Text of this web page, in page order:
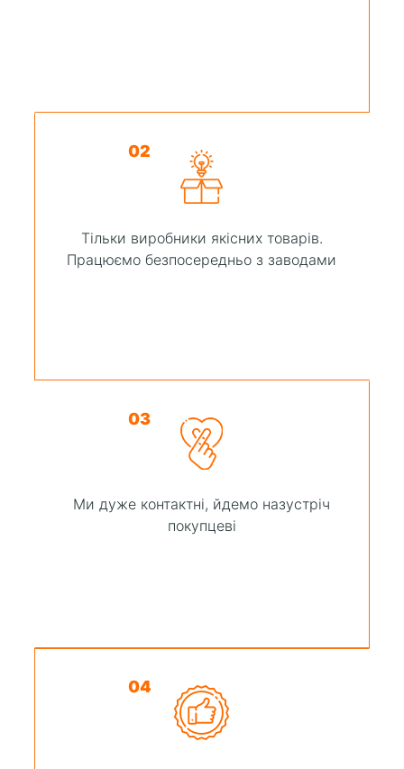
02
Тільки виробники якісних товарів.
Працюємо безпосередньо з заводами
03
Ми дуже контактні, йдемо назустріч
покупцеві
04